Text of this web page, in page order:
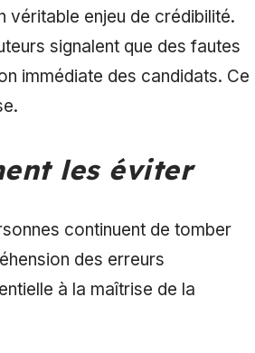
véritable enjeu de crédibilité.
signalent que des fautes
immédiate des candidats. Ce
les éviter
continuent de tomber
des erreurs
à la maîtrise de la